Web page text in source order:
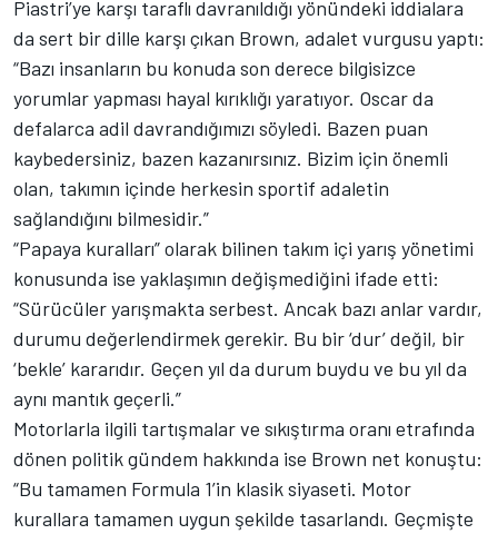
Piastri’ye karşı taraflı davranıldığı yönündeki iddialara
da sert bir dille karşı çıkan Brown, adalet vurgusu yaptı:
“Bazı insanların bu konuda son derece bilgisizce
yorumlar yapması hayal kırıklığı yaratıyor. Oscar da
defalarca adil davrandığımızı söyledi. Bazen puan
kaybedersiniz, bazen kazanırsınız. Bizim için önemli
olan, takımın içinde herkesin sportif adaletin
sağlandığını bilmesidir.”
“Papaya kuralları” olarak bilinen takım içi yarış yönetimi
konusunda ise yaklaşımın değişmediğini ifade etti:
“Sürücüler yarışmakta serbest. Ancak bazı anlar vardır,
durumu değerlendirmek gerekir. Bu bir ‘dur’ değil, bir
‘bekle’ kararıdır. Geçen yıl da durum buydu ve bu yıl da
aynı mantık geçerli.”
Motorlarla ilgili tartışmalar ve sıkıştırma oranı etrafında
dönen politik gündem hakkında ise Brown net konuştu:
“Bu tamamen Formula 1’in klasik siyaseti. Motor
kurallara tamamen uygun şekilde tasarlandı. Geçmişte